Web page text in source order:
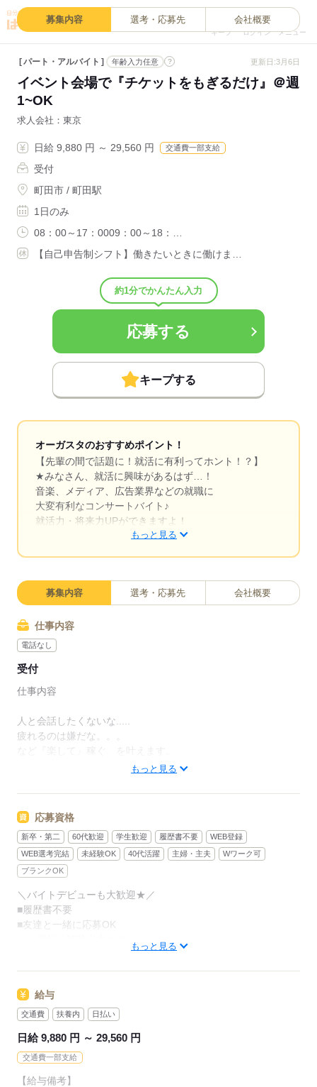
キープ ログイン メニュー
募集内容 選考・応募先 会社概要
パート・アルバイト 年齢入力任意 ? 更新日:3月6日
イベント会場で『チケットをもぎるだけ』＠週
1~OK
求人会社 東京
日給 9,880 円 ～ 29,560 円 交通費一部支給
受付
町田市 / 町田駅
1日のみ
08：00～17：0009：00～18：…
【自己申告制シフト】働きたいときに働けま…
約1分でかんたん入力
応募する
キープする
オーガスタのおすすめポイント！
【先輩の間で話題に！就活に有利ってホント！？】
★みなさん、就活に興味があるはず…！
音楽、メディア、広告業界などの就職に
大変有利なコンサートバイト♪
就活力・将来力UPができますよ！
◇ 何万人ものお客さんを相手に
◇業界の第一線で活躍
＊…＊…＊…＊…＊…＊…＊…＊…＊…＊…＊…＊…
＊
≪先輩の就職実績≫
＊某テレビ局
＊大手レコード会社
＊大手通販会社 …etc
もっと見る
募集内容 選考・応募先 会社概要
仕事内容
電話なし
受付
仕事内容
人と会話したくないな.....
疲れるのは嫌だな。。。
ご希望のエリア、日付が埋まってしまっている場合がございま
す。
※大変人気のお仕事の為、日々埋まってしまう可能性もござい
ます。また、行政、国からの要請状況により、案件に変更がご
ざいます。
もっと見る
応募資格
新卒・第二 60代歓迎 学生歓迎 履歴書不要
WEB登録
WEB選考完結
未経験OK 40代活躍 主婦・主夫
Wワーク可
ブランクOK
＼バイトデビューも大歓迎★／
■履歴書不要
■友達と一緒に応募OK
＜こんな方、歓迎＞
◇学生さん
◇フリーターさん
もっと見る
給与
交通費 扶養内 日払い
日給 9,880 円 ～ 29,560 円
交通費一部支給
【給与備考】